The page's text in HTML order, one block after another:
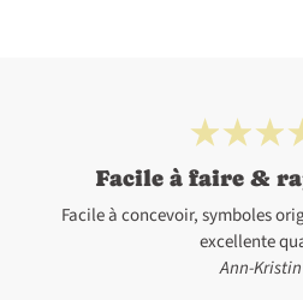
Facile à faire &
Facile à concevoir, symboles
excellente
Ann-Kristin